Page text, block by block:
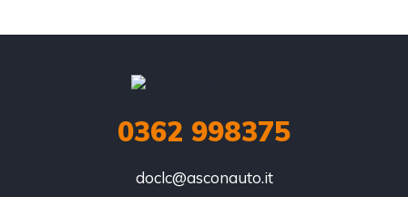
0362 998375
doclc@asconauto.it